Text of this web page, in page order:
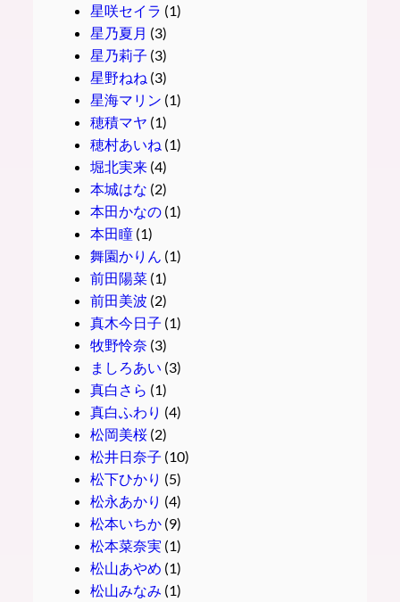
星咲セイラ (1)
星乃夏月 (3)
星乃莉子 (3)
星野ねね (3)
星海マリン (1)
穂積マヤ (1)
穂村あいね (1)
堀北実来(4)
本城はな (2)
本田かなの(1)
本田瞳(1)
舞園かりん (1)
前田陽菜(1)
前田美波 (2)
真木今日子 (1)
牧野怜奈 (3)
ましろあい (3)
真白さら (1)
真白ふわり (4)
松岡美桜(2)
松井日奈子 (10)
松下ひかり (5)
松永あかり (4)
松本いちか(9)
松本菜奈実 (1)
松山あやめ (1)
松山みなみ (1)